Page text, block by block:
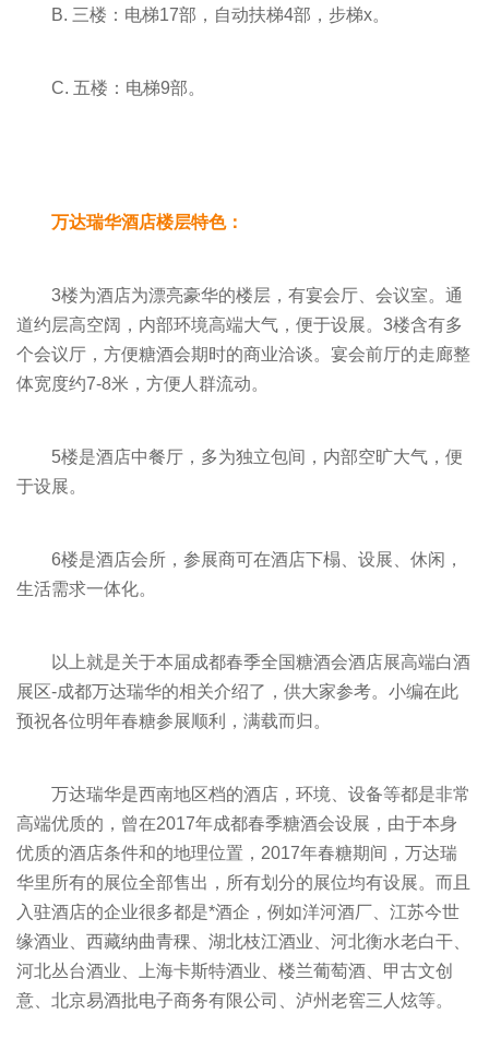
B. 三楼：电梯17部，自动扶梯4部，步梯x。
C. 五楼：电梯9部。
万达瑞华酒店楼层特色：
3楼为酒店为漂亮豪华的楼层，有宴会厅、会议室。通
道约层高空阔，内部环境高端大气，便于设展。3楼含有多
个会议厅，方便糖酒会期时的商业洽谈。宴会前厅的走廊整
体宽度约7-8米，方便人群流动。
5楼是酒店中餐厅，多为独立包间，内部空旷大气，便
于设展。
6楼是酒店会所，参展商可在酒店下榻、设展、休闲，
生活需求一体化。
以上就是关于本届成都春季全国糖酒会酒店展高端白酒
展区-成都万达瑞华的相关介绍了，供大家参考。小编在此
预祝各位明年春糖参展顺利，满载而归。
万达瑞华是西南地区档的酒店，环境、设备等都是非常
高端优质的，曾在2017年成都春季糖酒会设展，由于本身
优质的酒店条件和的地理位置，2017年春糖期间，万达瑞
华里所有的展位全部售出，所有划分的展位均有设展。而且
入驻酒店的企业很多都是*酒企，例如洋河酒厂、江苏今世
缘酒业、西藏纳曲青稞、湖北枝江酒业、河北衡水老白干、
河北丛台酒业、上海卡斯特酒业、楼兰葡萄酒、甲古文创
意、北京易酒批电子商务有限公司、泸州老窖三人炫等。